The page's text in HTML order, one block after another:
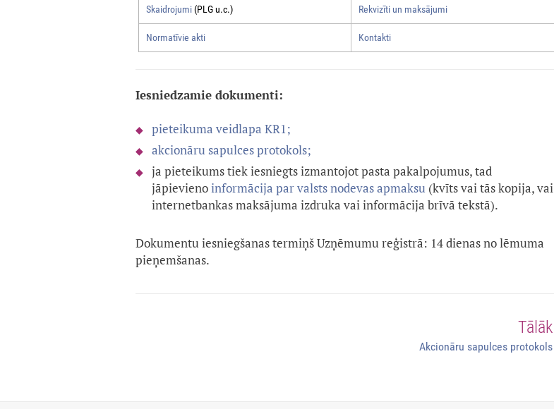
Skaidrojumi(PLG u.c.) Rekvizīti un maksājumi
Normatīvie akti Kontakti
Iesniedzamie dokumenti:
pieteikuma veidlapa KR1;
akcionāru sapulces protokols;
ja pieteikums tiek iesniegts izmantojot pasta pakalpojumus, tad
jāpievienoinformācija par valsts nodevas apmaksu (kvīts vai tās kopija, vai
internetbankas maksājuma izdruka vai informācija brīvā tekstā).
Dokumentu iesniegšanas termiņš Uzņēmumu reģistrā: 14 dienas no lēmuma
pieņemšanas.
Tālāk
Akcionāru sapulces protokols